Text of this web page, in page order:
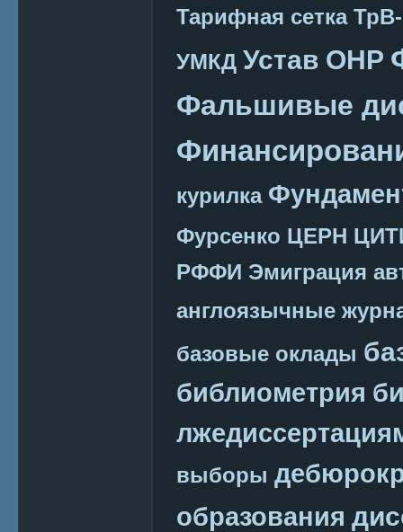
Тарифная сетка
УМКД Устав ОНР
Фальшивые
курилка
Фурсенко ЦЕРН
РФФИ Эмиграция
англоязычные
базовые оклады
библиометрия
выборы
образования